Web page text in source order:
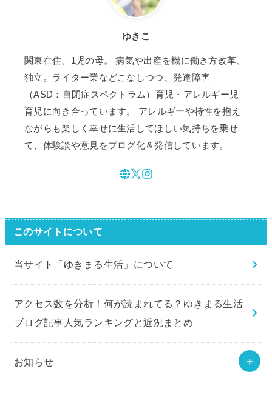
ゆきこ
関東在住、1児の母。 病気や出産を機に働き方改革、
独立。ライター業などこなしつつ、発達障害
（ASD：自閉症スペクトラム）育児・アレルギー児
育児に向き合っています。 アレルギーや特性を抱え
ながらも楽しく幸せに生活してほしい気持ちを乗せ
て、体験談や意見をブログ化＆発信しています。
このサイトについて
当サイト「ゆきまる生活」について
アクセス数を分析！何が読まれてる？ゆきまる生活
ブログ記事人気ランキングと近況まとめ
お知らせ